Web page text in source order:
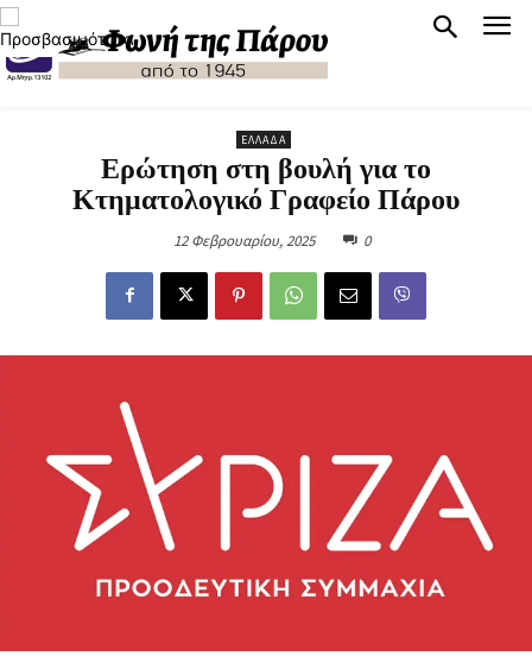
ΕΛΛΆΔΑ
Ερώτηση στη βουλή για το
Κτηματολογικό Γραφείο Πάρου
12 Φεβρουαρίου, 2025 0